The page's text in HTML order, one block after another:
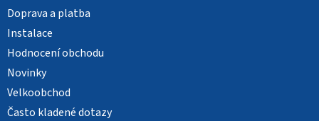
Doprava a platba
Instalace
Hodnocení obchodu
Novinky
Velkoobchod
Často kladené dotazy